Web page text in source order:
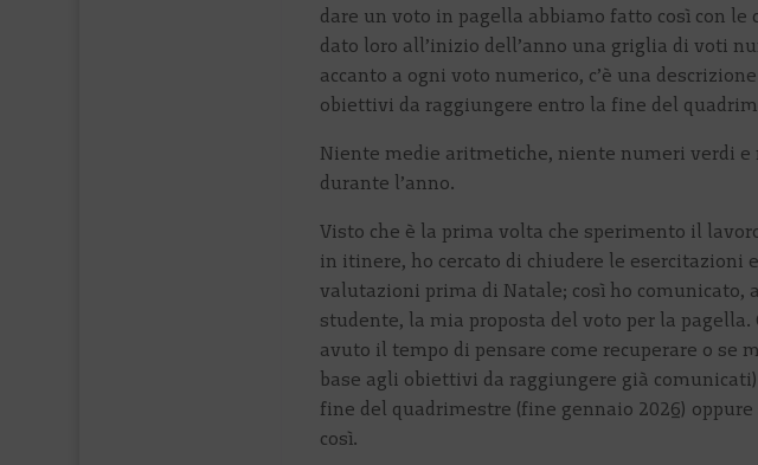
dare un voto in pagella abbiamo fatto così con le
dato loro all’inizio dell’anno una griglia di voti
accanto a ogni voto numerico, c’è una
obiettivi da raggiungere entro la fine del
Niente medie aritmetiche, niente numeri verdi e
durante l’anno.
Visto che è la prima volta che sperimento il
in itinere, ho cercato di chiudere le esercitazioni
valutazioni prima di Natale; così ho comunicato,
studente, la mia proposta del voto per la pagella.
avuto il tempo di pensare come recuperare o se
base agli obiettivi da raggiungere già
fine del quadrimestre (fine gennaio 2026) oppure
così.